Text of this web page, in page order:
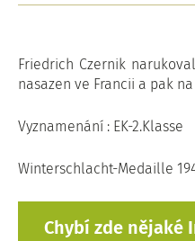
Friedrich Czernik
nasazen ve Francii a pak
Vyznamenání : EK-2.Klasse
Winterschlacht-Medaille
Chybí zde nějaké